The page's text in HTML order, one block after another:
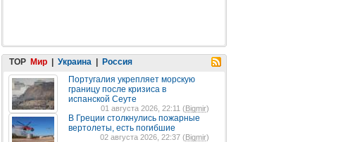
TOP Мир Украина
Россия
Португалия укрепляет морскую
границу после кризиса в
испанской Сеуте
01 августа 2026, 22:11 (Bigmir)
В Греции столкнулись пожарные
вертолеты, есть погибшие
02 августа 2026, 22:37 (Bigmir)